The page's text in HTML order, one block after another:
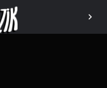
chevron_right